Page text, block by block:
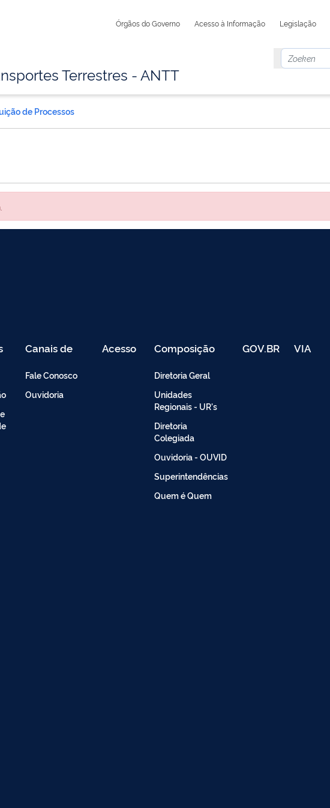
Órgãos do Governo Acesso à Informação Legislação
Terrestres - ANTT
de Processos
Canais de
Fale Conosco
Ouvidoria
Acesso Composição
Diretoria Geral
Unidades
Regionais - UR's
Diretoria
Colegiada
Ouvidoria - OUVID
Superintendências
Quem é Quem
GOV.BR VIA